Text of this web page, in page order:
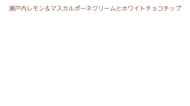
瀬戸内レモン＆マスカルポーネクリームとホワイトチョコチップ